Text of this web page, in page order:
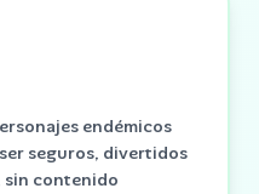
endémicos
seguros, divertidos
sin contenido